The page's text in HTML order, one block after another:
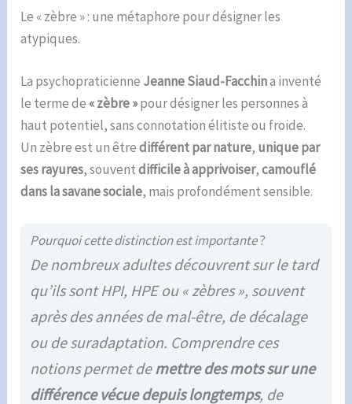
Le « zèbre » : une métaphore pour désigner les
atypiques.
La psychopraticienne Jeanne Siaud-Facchina inventé
le terme de « zèbre »pour désigner les personnes à
haut potentiel, sans connotation élitiste ou froide.
Un zèbre est un êtredifférent par nature, unique par
ses rayures, souventdifficile à apprivoiser,camouflé
dans la savane sociale, mais profondément sensible.
Pourquoi cette distinction est importante?
De nombreux adultes découvrent sur le tard
qu’ils sont HPI, HPE ou « zèbres », souvent
après des années de mal-être, de décalage
ou de suradaptation. Comprendre ces
notions permet demettre des mots sur une
différence vécue depuis longtemps, de